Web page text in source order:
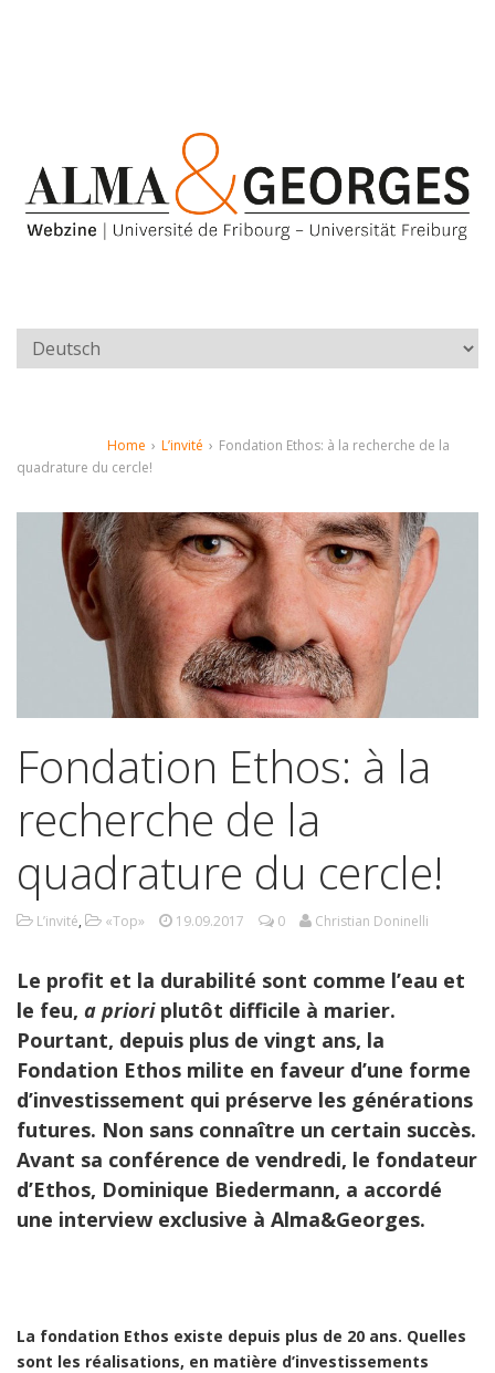
Home › L’invité › Fondation Ethos: à la recherche de la
quadrature du cercle!
Fondation Ethos: à la
recherche de la
quadrature du cercle!
L’invité, «Top» 19.09.2017 0 Christian Doninelli
Le profit et la durabilité sont comme l’eau et
le feu, a prioriplutôt difficile à marier.
Pourtant, depuis plus de vingt ans, la
Fondation Ethos milite en faveur d’une forme
d’investissement qui préserve les générations
futures. Non sans connaître un certain succès.
Avant sa conférence de vendredi, le fondateur
d’Ethos, Dominique Biedermann, a accordé
une interview exclusive à Alma&Georges.
La fondation Ethos existe depuis plus de 20 ans. Quelles
sont les réalisations, en matière d’investissements